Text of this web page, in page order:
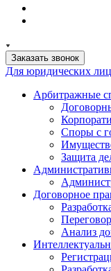
Заказать звонок
Для юридических лиц
Арбитражные
Споры с
Защита
Договорное
Анализ